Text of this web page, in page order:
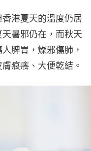
港夏天的溫度仍居
暑邪仍在，而秋天
脾胃，燥邪傷肺，
痕癢、大便乾結。